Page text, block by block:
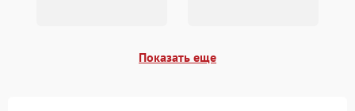
Показать еще